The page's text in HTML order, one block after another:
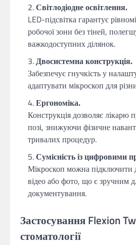
Світлодіодне освітлення.
LED-підсвітка гарантує
робочої зони без тіней,
важкодоступних ділянок.
Двосистемна конструкція.
Забезпечує гнучкість у
адаптувати мікроскоп для
Ергономіка.
Конструкція дозволяє лікарю
позі, знижуючи фізичне
тривалих процедур.
Сумісність із цифровими
Мікроскоп можна підключити
відео або фото, що є зручним
документування.
Застосування Flexion
стоматології